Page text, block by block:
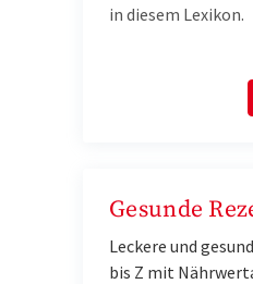
in diesem Lexikon.
Gesunde
Leckere und
bis Z mit